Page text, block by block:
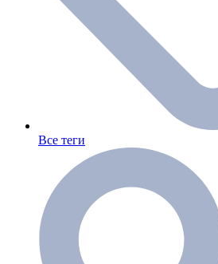
Все теги